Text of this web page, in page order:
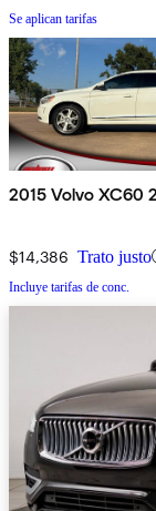
Se aplican tarifas
2015 Volvo XC60
$14,386 Trato justo
Incluye tarifas de conc.